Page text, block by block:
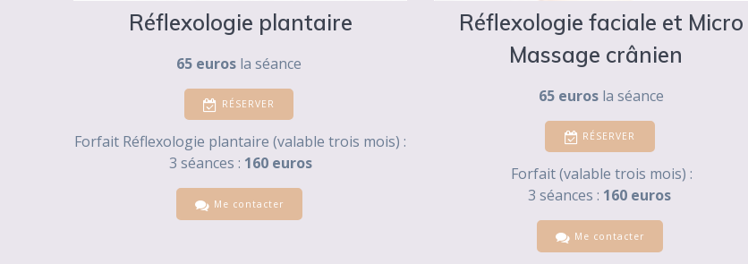
Réflexologie plantaire
65 eurosla séance
RÉSERVER
Forfait Réflexologie plantaire (valable trois mois) :
3 séances : 160 euros
Me contacter
Réflexologie faciale et Micro
Massage crânien
65 euros la séance
RÉSERVER
Forfait (valable trois mois) :
3 séances : 160 euros
Me contacter